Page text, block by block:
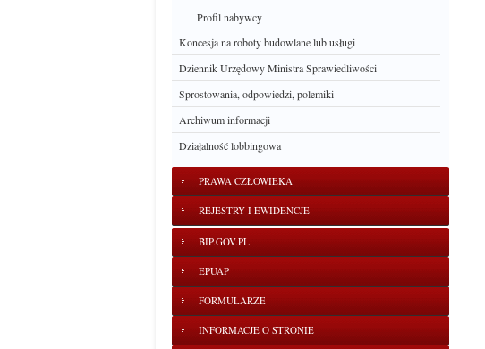
Profil nabywcy
Koncesja na roboty budowlane lub usługi
Dziennik Urzędowy Ministra Sprawiedliwości
Sprostowania, odpowiedzi, polemiki
Archiwum informacji
Działalność lobbingowa
PRAWA CZŁOWIEKA
REJESTRY I EWIDENCJE
BIP.GOV.PL
EPUAP
FORMULARZE
INFORMACJE O STRONIE